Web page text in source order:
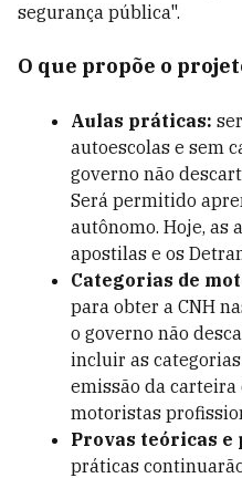
segurança pública".
O que propõe o
Aulas práticas:
autoescolas e sem
governo não
Será permitido
autônomo. Hoje, as
apostilas e os
Categorias de
para obter a CNH
o governo não
incluir as categorias
emissão da
motoristas
Provas teóricas e
práticas